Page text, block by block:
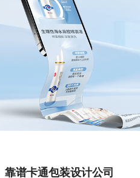
靠谱卡通包装设计公司